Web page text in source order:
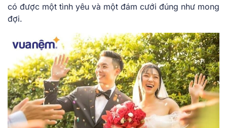
có được một tình yêu và một đám cưới đúng như mong
đợi.